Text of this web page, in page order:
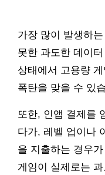
가장 많이 발생하
못한 과도한 데이
상태에서 고용량
폭탄을 맞을 수 있
또한, 인앱 결제를
다가, 레벨 업이나
을 지출하는 경우
게임이 실제로는